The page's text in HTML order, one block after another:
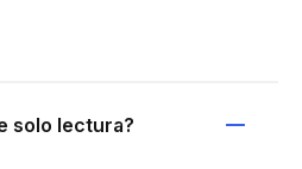
solo lectura?